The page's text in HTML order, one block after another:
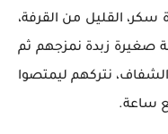
سكر، القليل من القرفة،
صغيرة زبدة نمزجهم ثم
نتركهم ليمتصوا